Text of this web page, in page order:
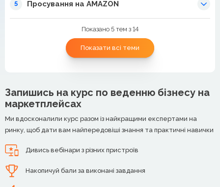
5 Просування на AMAZON
Показано 5 тем з 14
Показати всі теми
Запишись на курс по веденню бізнесу на
маркетплейсах
Ми вдосконалили курс разом із найкращими експертами на
ринку, щоб дати вам найпередовіші знання та практичні навички
Дивись вебінари з різних пристроїв
Накопичуй бали за виконані завдання